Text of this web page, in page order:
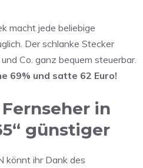
macht jede beliebige
Der schlanke Stecker
Co. ganz bequem steuerbar.
69% und satte 62 Euro!
in
günstiger
könnt ihr Dank des